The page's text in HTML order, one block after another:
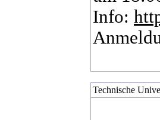
Info:
Technische